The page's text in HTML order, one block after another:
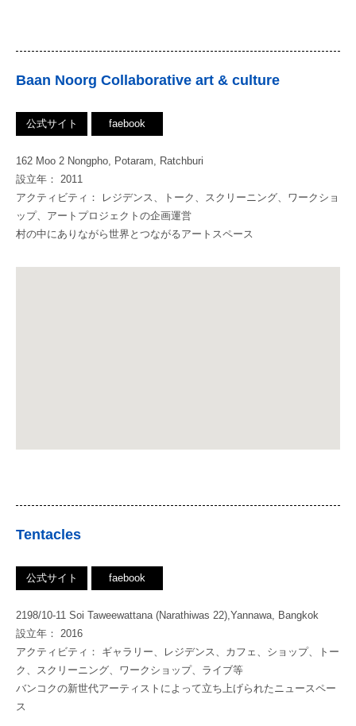
Baan Noorg Collaborative art & culture
公式サイト faebook
162 Moo 2 Nongpho, Potaram, Ratchburi
設立年： 2011
アクティビティ： レジデンス、トーク、スクリーニング、ワークショ
ップ、アートプロジェクトの企画運営
村の中にありながら世界とつながるアートスペース
Tentacles
公式サイト faebook
2198/10-11 Soi Taweewattana (Narathiwas 22),Yannawa, Bangkok
設立年： 2016
アクティビティ： ギャラリー、レジデンス、カフェ、ショップ、トー
ク、スクリーニング、ワークショップ、ライブ等
バンコクの新世代アーティストによって立ち上げられたニュースペー
ス